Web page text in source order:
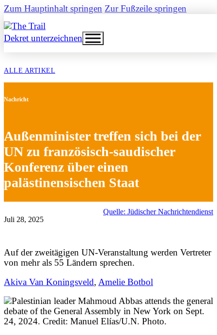
Zum Hauptinhalt springen Zur Fußzeile springen
Dekret unterzeichnen
ALLE ARTIKEL
Nachricht
Außenminister treffen sich bei der
UN zu französisch-saudischer
Konferenz über einen
palästinensischen Staat
Juli 28, 2025
Quelle: Jüdischer Nachrichtendienst
Auf der zweitägigen UN-Veranstaltung werden Vertreter
von mehr als 55 Ländern sprechen.
Akiva Van Koningsveld, Amelie Botbol